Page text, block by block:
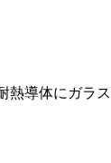
導体にガラ